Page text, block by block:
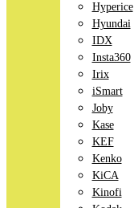
Hyperice
Hyundai
IDX
Insta360
Irix
iSmart
Joby
Kase
KEF
Kenko
KiCA
Kinofi